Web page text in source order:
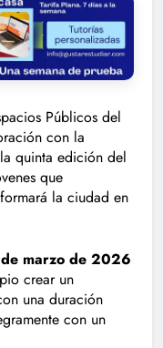
Públicos del
con la
quinta edición del
que
la ciudad en
marzo de 2026
crear un
una duración
con un